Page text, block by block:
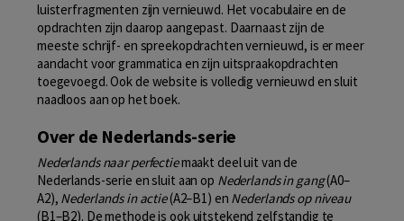
luisterfragmenten zijn vernieuwd. Het vocabulaire en de
opdrachten zijn daarop aangepast. Daarnaast zijn de
meeste schrijf- en spreekopdrachten vernieuwd, is er meer
aandacht voor grammatica en zijn uitspraakopdrachten
toegevoegd. Ook de website is volledig vernieuwd en sluit
naadloos aan op het boek.
Over de Nederlands-serie
Nederlands naar perfectiemaakt deel uit van de
Nederlands-serie en sluit aan op Nederlands in gang(A0–
A2), Nederlands in actie(A2–B1) en Nederlands op niveau
(B1–B2). De methode is ook uitstekend zelfstandig te